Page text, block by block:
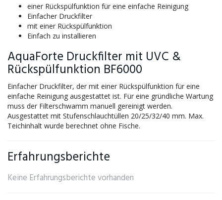
einer Rückspülfunktion für eine einfache Reinigung
Einfacher Druckfilter
mit einer Rückspülfunktion
Einfach zu installieren
AquaForte Druckfilter mit UVC &
Rückspülfunktion BF6000
Einfacher Druckfilter, der mit einer Rückspülfunktion für eine
einfache Reinigung ausgestattet ist. Für eine gründliche Wartung
muss der Filterschwamm manuell gereinigt werden.
Ausgestattet mit Stufenschlauchtüllen 20/25/32/40 mm. Max.
Teichinhalt wurde berechnet ohne Fische.
Erfahrungsberichte
Keine Erfahrungsberichte vorhanden